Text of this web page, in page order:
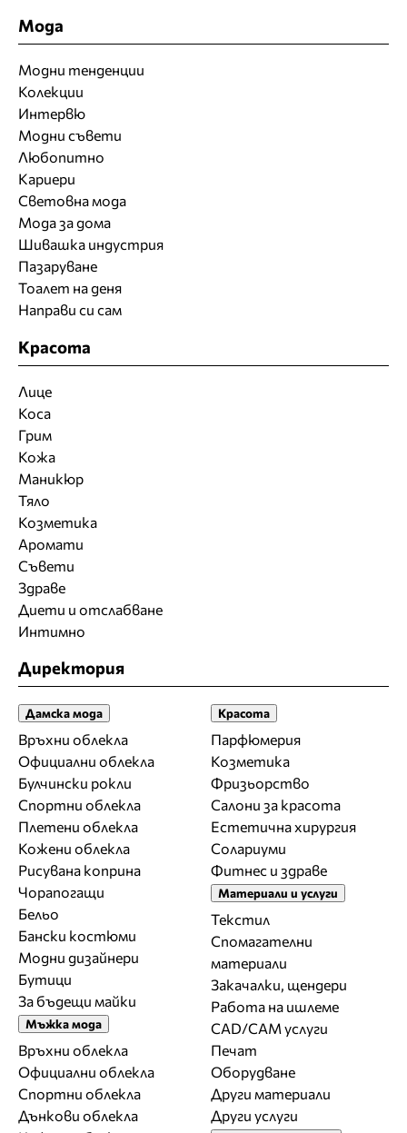
Мода
Модни тенденции
Колекции
Интервю
Модни съвети
Любопитно
Кариери
Световна мода
Мода за дома
Шивашка индустрия
Пазаруване
Тоалет на деня
Направи си сам
Красота
Лице
Коса
Грим
Кожа
Маникюр
Тяло
Козметика
Аромати
Съвети
Здраве
Диети и отслабване
Интимно
Директория
Дамска мода
Връхни облекла
Официални облекла
Булчински рокли
Спортни облекла
Плетени облекла
Кожени облекла
Рисувана коприна
Чорапогащи
Бельо
Бански костюми
Модни дизайнери
Бутици
За бъдещи майки
Мъжка мода
Връхни облекла
Официални облекла
Спортни облекла
Дънкови облекла
Красота
Парфюмерия
Козметика
Фризьорство
Салони за красота
Естетична хирургия
Солариуми
Фитнес и здраве
Материали и услуги
Текстил
Спомагателни
материали
Закачалки, щендери
Работа на ишлеме
CAD/CAM услуги
Печат
Оборудване
Други материали
Други услуги